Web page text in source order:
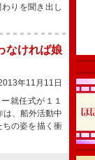
りを聞き出し
なければ娘
年11月11日
就任式が１１
、船外活動中
ちの姿を描く衝